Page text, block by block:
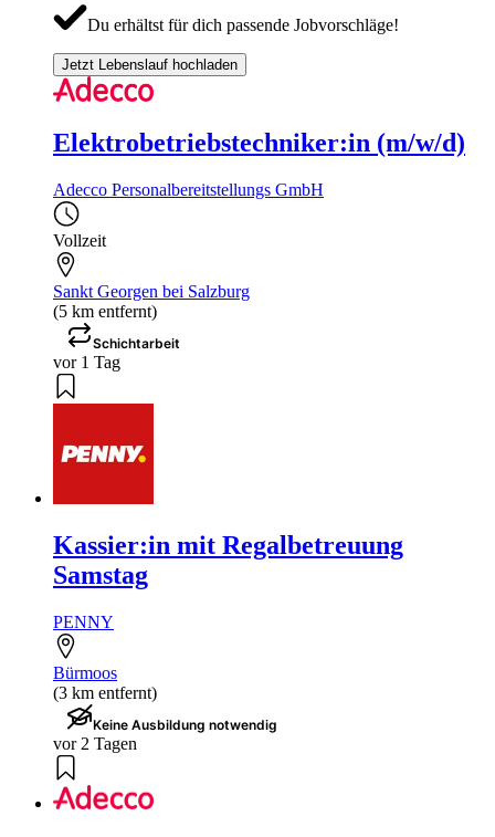
Du erhältst für dich passende Jobvorschläge!
Jetzt Lebenslauf hochladen
Elektrobetriebstechniker:in (m/w/d)
Adecco Personalbereitstellungs GmbH
Vollzeit
Sankt Georgen bei Salzburg
(5 km entfernt)
Schichtarbeit
vor 1 Tag
Kassier:in mit Regalbetreuung
Samstag
PENNY
Bürmoos
(3 km entfernt)
Keine Ausbildung notwendig
vor 2 Tagen